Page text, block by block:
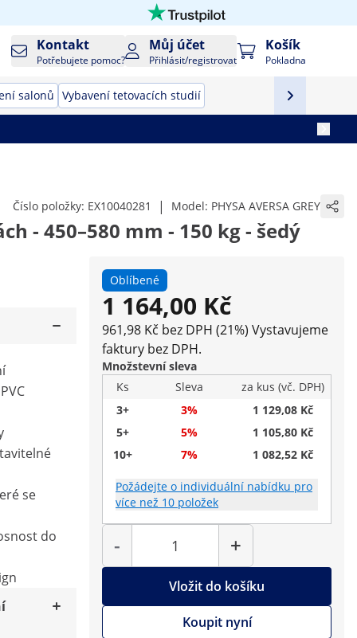
Kontakt
Potřebujete pomoc?
Můj účet
Přihlásit/registrovat
Košík
Pokladna
salonů Vybavení tetovacích studií
Číslo položky: EX10040281 | Model: PHYSA AVERSA GREY
- 450–580 mm - 150 kg - šedý
Oblíbené
1 164,00 Kč
961,98 Kč bez DPH (21%) Vystavujeme
faktury bez DPH.
Množstevní sleva
Ks
Sleva
za kus (vč. DPH)
3+
3%
1 129,08 Kč
5+
5%
1 105,80 Kč
10+
7% 1 082,52 Kč
Požádejte o individuální nabídku pro
více než 10 položek
-
Počet
+
Vložit do košíku
Koupit nyní
se
do